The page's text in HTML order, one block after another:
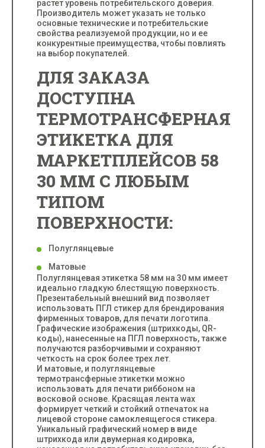
растет уровень потребительского доверия.
Производитель может указать не только
основные технические и потребительские
свойства реализуемой продукции, но и ее
конкурентные преимущества, чтобы повлиять
на выбор покупателей.
ДЛЯ ЗАКАЗА
ДОСТУПНА
ТЕРМОТРАНСФЕРНАЯ
ЭТИКЕТКА ДЛЯ
МАРКЕТПЛЕЙСОВ 58
30 ММ С ЛЮБЫМ
ТИПОМ
ПОВЕРХНОСТИ:
Полуглянцевые
Матовые
Полуглянцевая этикетка 58 мм на 30 мм имеет
идеально гладкую блестящую поверхность.
Презентабельный внешний вид позволяет
использовать ПГЛ стикер для брендирования
фирменных товаров, для печати логотипа.
Графические изображения (штрихкоды, QR-
коды), нанесенные на ПГЛ поверхность, также
получаются разборчивыми и сохраняют
четкость на срок более трех лет.
И матовые, и полуглянцевые
термотрансферные этикетки можно
использовать для печати риббоном на
восковой основе. Красящая лента wax
формирует четкий и стойкий отпечаток на
лицевой стороне самоклеящегося стикера.
Уникальный графический номер в виде
штрихкода или двумерная кодировка,